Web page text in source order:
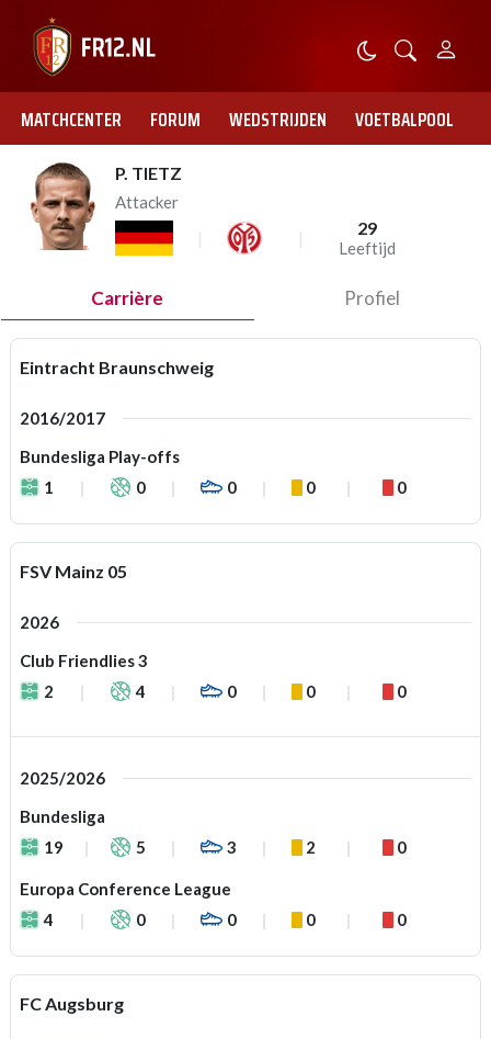
MATCHCENTER FORUM WEDSTRIJDEN VOETBALPOOL
P. TIETZ
Attacker
29
Leeftijd
Carrière Profiel
Eintracht Braunschweig
2016/2017
Bundesliga Play-offs
1
0 0 0 0
FSV Mainz 05
2026
Club Friendlies 3
2
4 0 0 0
2025/2026
Bundesliga
19
5 3 2 0
Europa Conference League
4
0 0 0 0
FC Augsburg